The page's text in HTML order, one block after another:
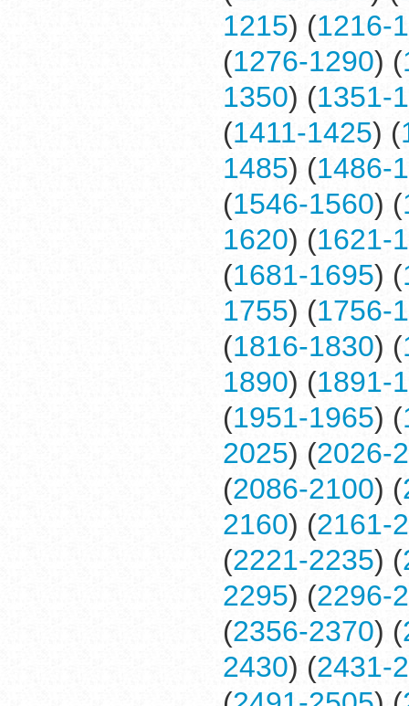
1215) (1216-
(1276-1290) (
1350) (1351-
(1411-1425) (
1485) (1486-
(1546-1560) (
1620) (1621-
(1681-1695) (
1755) (1756-
(1816-1830) (
1890) (1891-
(1951-1965) (
2025) (2026-
(2086-2100) (
2160) (2161-
(2221-2235) (
2295) (2296-
(2356-2370) (
2430) (2431-